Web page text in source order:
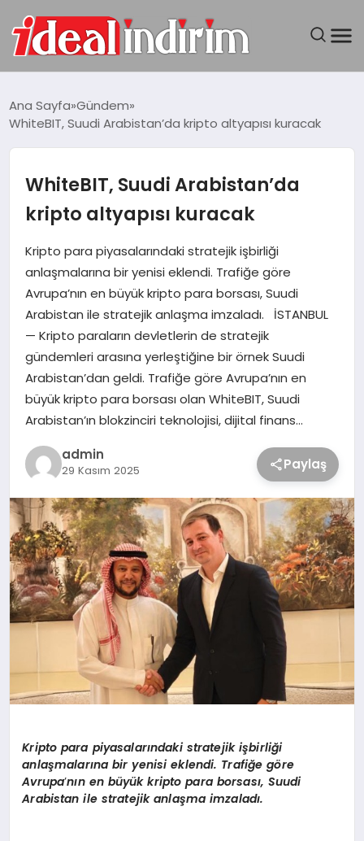
BILGISAYAR
DÜNYA
SEYAHAT
TEKNOLOJI
YAŞAM
Ana Sayfa Gündem
WhiteBIT, Suudi Arabistan’da kripto altyapısı kuracak
WhiteBIT, Suudi Arabistan’da
kripto altyapısı kuracak
Kripto para piyasalarındaki stratejik işbirliği
anlaşmalarına bir yenisi eklendi. Trafiğe göre
Avrupa’nın en büyük kripto para borsası, Suudi
Arabistan ile stratejik anlaşma imzaladı. İSTANBUL
— Kripto paraların devletlerin de stratejik
gündemleri arasına yerleştiğine bir örnek Suudi
Arabistan’dan geldi. Trafiğe göre Avrupa’nın en
büyük kripto para borsası olan WhiteBIT, Suudi
Arabistan’ın blokzinciri teknolojisi, dijital finans…
admin
29 Kasım 2025 Paylaş
Kripto para piyasalarındaki stratejik işbirliği
anlaşmalarına bir yenisi eklendi. Trafiğe göre
Avrupa’nın en büyük kripto para borsası, Suudi
Arabistan ile stratejik anlaşma imzaladı.